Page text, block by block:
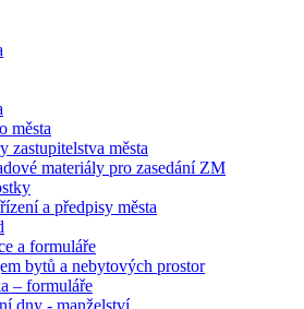
města
zastupitelstva města
materiály pro zasedání ZM
a předpisy města
a formuláře
bytů a nebytových prostor
– formuláře
dny - manželství